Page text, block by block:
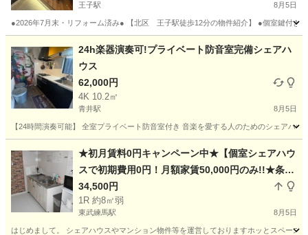
王子駅 8月5日
●2026年7月末・リフォーム済み● 【北区 王子駅徒歩12分の物件紹介】 ●個室鍵付
王子駅 シェアハウス 無料
24h楽器演奏可!プライベート防音室完備シェアハ
ウス
62,000円
4K 10.2㎡
青井駅 8月5日
【24時間演奏可能】 全室プライベート防音室付き 音楽を愛する人のためのシェアハ
青井駅 シェアハウス
★初月賃料0円キャンペーン中★【個室シェアハウ
スで初期費用0円！月額家賃50,000円のみ!!★条件
無し★】リノベーション済!水道光熱費家具家電消
耗品全て込【駅徒歩5分!!池袋まで電車で15分】
【連帯保証人不要可】
34,500円
1R 約8㎡弱
東武練馬駅 8月5日
はじめまして。 シェアハウスやマンション物件等を運営しておりますホッとスペー